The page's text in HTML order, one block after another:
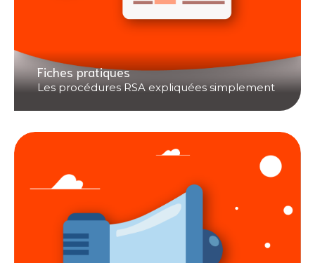
Fiches pratiques
Les procédures RSA expliquées simplement